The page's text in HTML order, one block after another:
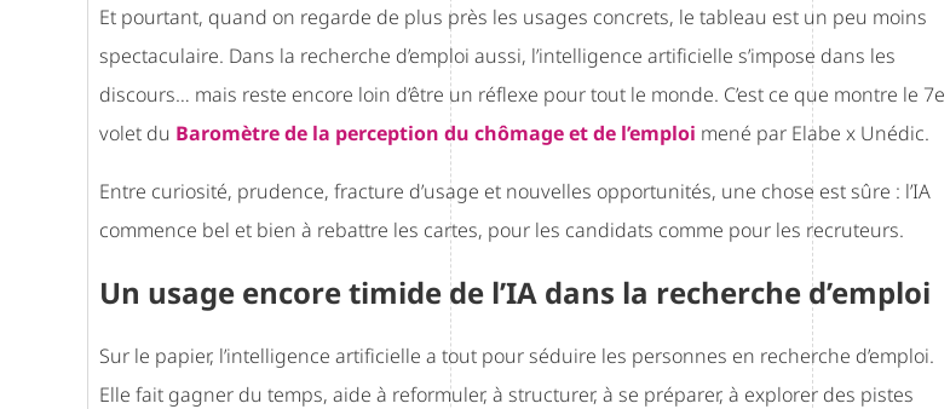
Et pourtant, quand on regarde de plus près les usages concrets, le tableau est un peu moins
spectaculaire. Dans la recherche d’emploi aussi, l’intelligence artificielle s’impose dans les
discours… mais reste encore loin d’être un réflexe pour tout le monde. C’est ce que montre le 7e
volet du Baromètre de la perception du chômage et de l’emploi mené par Elabe x Unédic.
Entre curiosité, prudence, fracture d’usage et nouvelles opportunités, une chose est sûre : l’IA
commence bel et bien à rebattre les cartes, pour les candidats comme pour les recruteurs.
Un usage encore timide de l’IA dans la recherche d’emploi
Sur le papier, l’intelligence artificielle a tout pour séduire les personnes en recherche d’emploi.
Elle fait gagner du temps, aide à reformuler, à structurer, à se préparer, à explorer des pistes